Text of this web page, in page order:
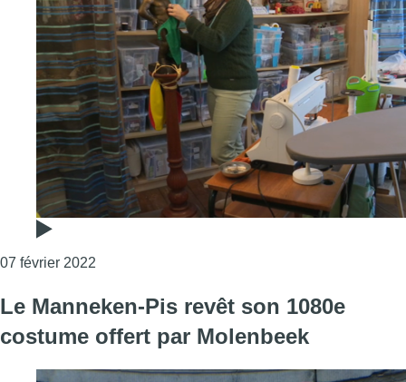
07 février 2022
Le Manneken-Pis revêt son 1080e
costume offert par Molenbeek